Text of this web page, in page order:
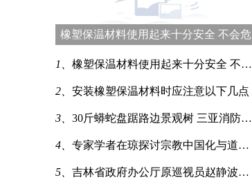
橡塑保温材料使用起来十分安全 不会危
1、 橡塑保温材料使用起来十分安全 不会危害健康
2、 安装橡塑保温材料时应注意以下几点
3、 30斤蟒蛇盘踞路边景观树 三亚消防员登高抓捕
4、 专家学者在琼探讨宗教中国化与道教的传承创新
5、 吉林省政府办公厅原巡视员赵静波一审被判刑15年